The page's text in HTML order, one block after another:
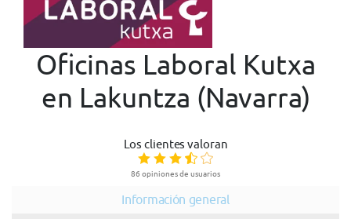
Oficinas Laboral Kutxa
en Lakuntza (Navarra)
Los clientes valoran
86 opiniones de usuarios
Información general